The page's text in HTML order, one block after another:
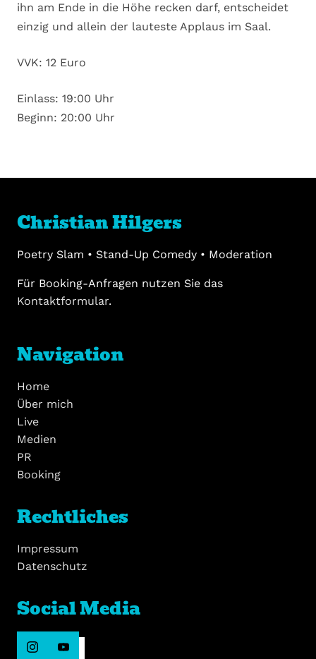
ihn am Ende in die Höhe recken darf, entscheidet
einzig und allein der lauteste Applaus im Saal.
VVK: 12 Euro
Einlass: 19:00 Uhr
Beginn: 20:00 Uhr
Christian Hilgers
Poetry Slam • Stand-Up Comedy • Moderation
Für Booking-Anfragen nutzen Sie das
Kontaktformular.
Navigation
Home
Über mich
Live
Medien
PR
Booking
Rechtliches
Impressum
Datenschutz
Social Media